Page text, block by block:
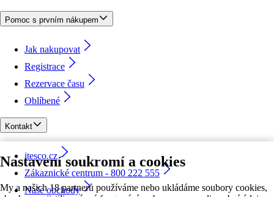
Nastavení soukromí a cookies
My a našich 18 partnerů používáme nebo ukládáme soubory cookies,
Pomoc s prvním nákupem
Jak nakupovat
Registrace
Rezervace času
Oblíbené
Kontakt
itesco.cz
Zákaznické centrum - 800 222 555
Naše obchody